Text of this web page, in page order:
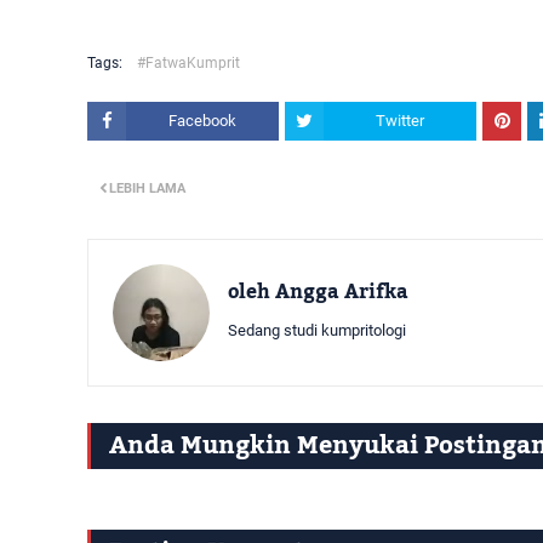
Tags: #FatwaKumprit
Facebook Twitter
LEBIH LAMA
olehAngga Arifka
Sedang studi kumpritologi
Anda Mungkin Menyukai